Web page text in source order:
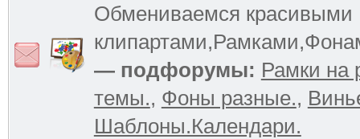
Обмениваемся красивыми
— подфорумы: Рамки на
темы., Фоны разные.,
Шаблоны.Календари.